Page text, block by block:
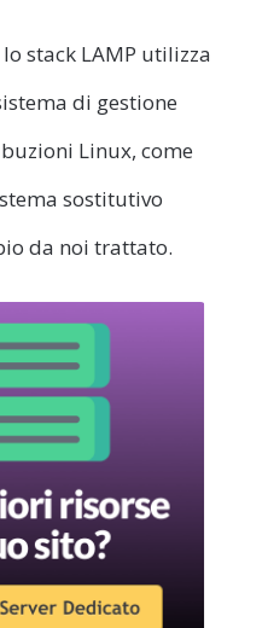
stack LAMP utilizza
di gestione
Linux, come
sostitutivo
da noi trattato.